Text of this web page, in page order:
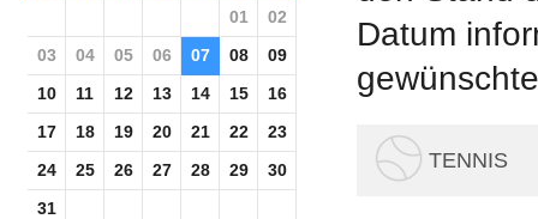
01
02
03
04 05 06 07 08
09
10
11 12 13 14 15
16
17
18 19 20 21 22
23
24
25 26 27 28 29
30
31
Datum
TENNIS